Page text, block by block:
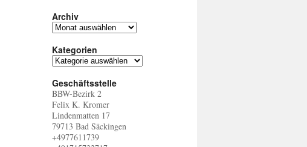
Archiv
A
c
v
Kategorien
K
t
e
g
o
r
i
Geschäftsstelle
BBW-Bezirk 2
Felix K. Kromer
Lindenmatten 17
79713 Bad Säckingen
+4977611739